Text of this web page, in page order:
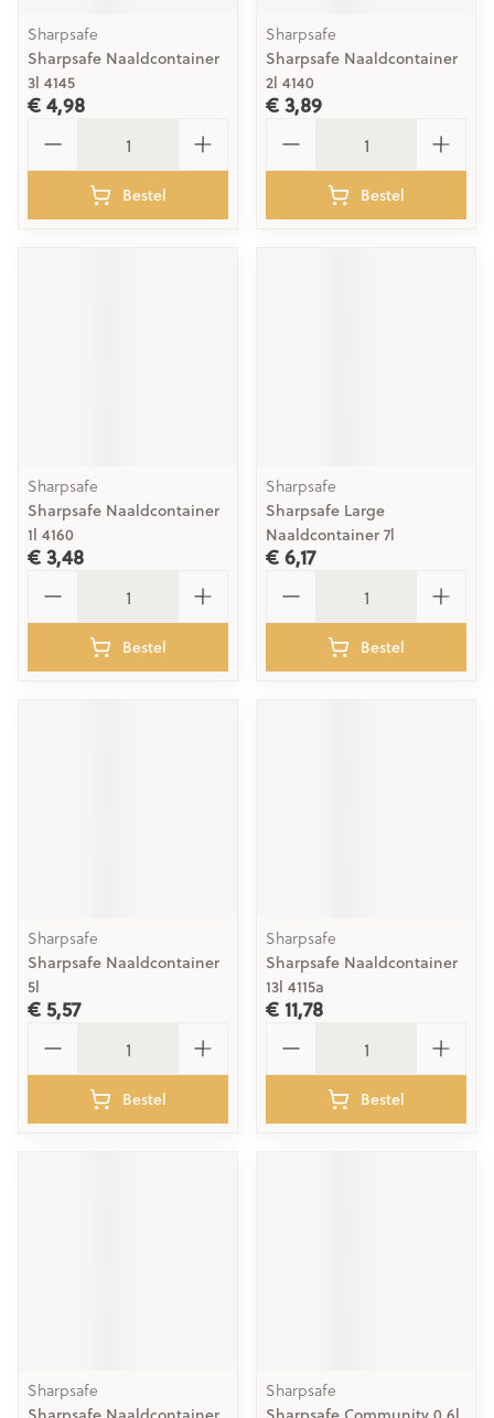
Sharpsafe
Sharpsafe Naaldcontainer
3l 4145
€ 4,98
Bestel
Sharpsafe
Sharpsafe Naaldcontainer
2l 4140
€ 3,89
Bestel
Sharpsafe
Sharpsafe Naaldcontainer
1l 4160
€ 3,48
Bestel
Sharpsafe
Sharpsafe Large
Naaldcontainer 7l
€ 6,17
Bestel
Sharpsafe
Sharpsafe Naaldcontainer
5l
€ 5,57
Bestel
Sharpsafe
Sharpsafe Naaldcontainer
13l 4115a
€ 11,78
Bestel
Sharpsafe Sharpsafe